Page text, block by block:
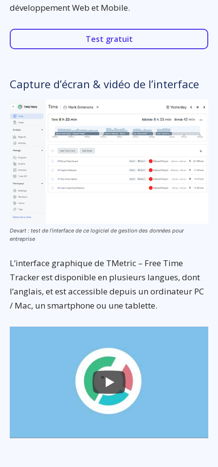
développement Web et Mobile.
Test gratuit
Capture d’écran & vidéo de l’interface
Devart : test de l’interface de ce logiciel de gestion des données pour
entreprise
L’interface graphique de TMetric – Free Time
Tracker est disponible en plusieurs langues, dont
l’anglais, et est accessible depuis un ordinateur PC
/ Mac, un smartphone ou une tablette.